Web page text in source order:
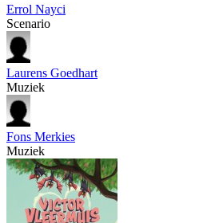
Errol Nayci
Scenario
Laurens Goedhart
Muziek
Fons Merkies
Muziek